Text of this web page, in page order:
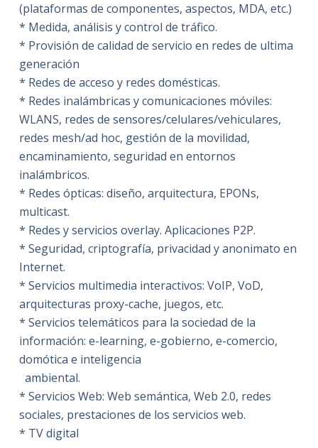
(plataformas de componentes, aspectos, MDA, etc.)
* Medida, análisis y control de tráfico.
* Provisión de calidad de servicio en redes de ultima
generación
* Redes de acceso y redes domésticas.
* Redes inalámbricas y comunicaciones móviles:
WLANS, redes de sensores/celulares/vehiculares,
redes mesh/ad hoc, gestión de la movilidad,
encaminamiento, seguridad en entornos
inalámbricos.
* Redes ópticas: diseño, arquitectura, EPONs,
multicast.
* Redes y servicios overlay. Aplicaciones P2P.
* Seguridad, criptografía, privacidad y anonimato en
Internet.
* Servicios multimedia interactivos: VoIP, VoD,
arquitecturas proxy-cache, juegos, etc.
* Servicios telemáticos para la sociedad de la
información: e-learning, e-gobierno, e-comercio,
domótica e inteligencia
ambiental.
* Servicios Web: Web semántica, Web 2.0, redes
sociales, prestaciones de los servicios web.
* TV digital